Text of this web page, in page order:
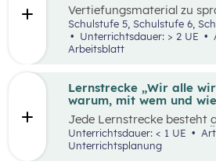
Vertiefungsmaterial zu
aufbereiteten
Unterrichtsdauer: > 2 UE
Art des Materials:
Arbeitsblatt
Lernstrecke „Wir alle
warum, mit wem und
Jede Lernstrecke besteht
welches dazu dient einen
jeweilige Lernstrecke zu
dem eigenen
Unterrichtsdauer: < 1 UE
Unterrichtsplanung